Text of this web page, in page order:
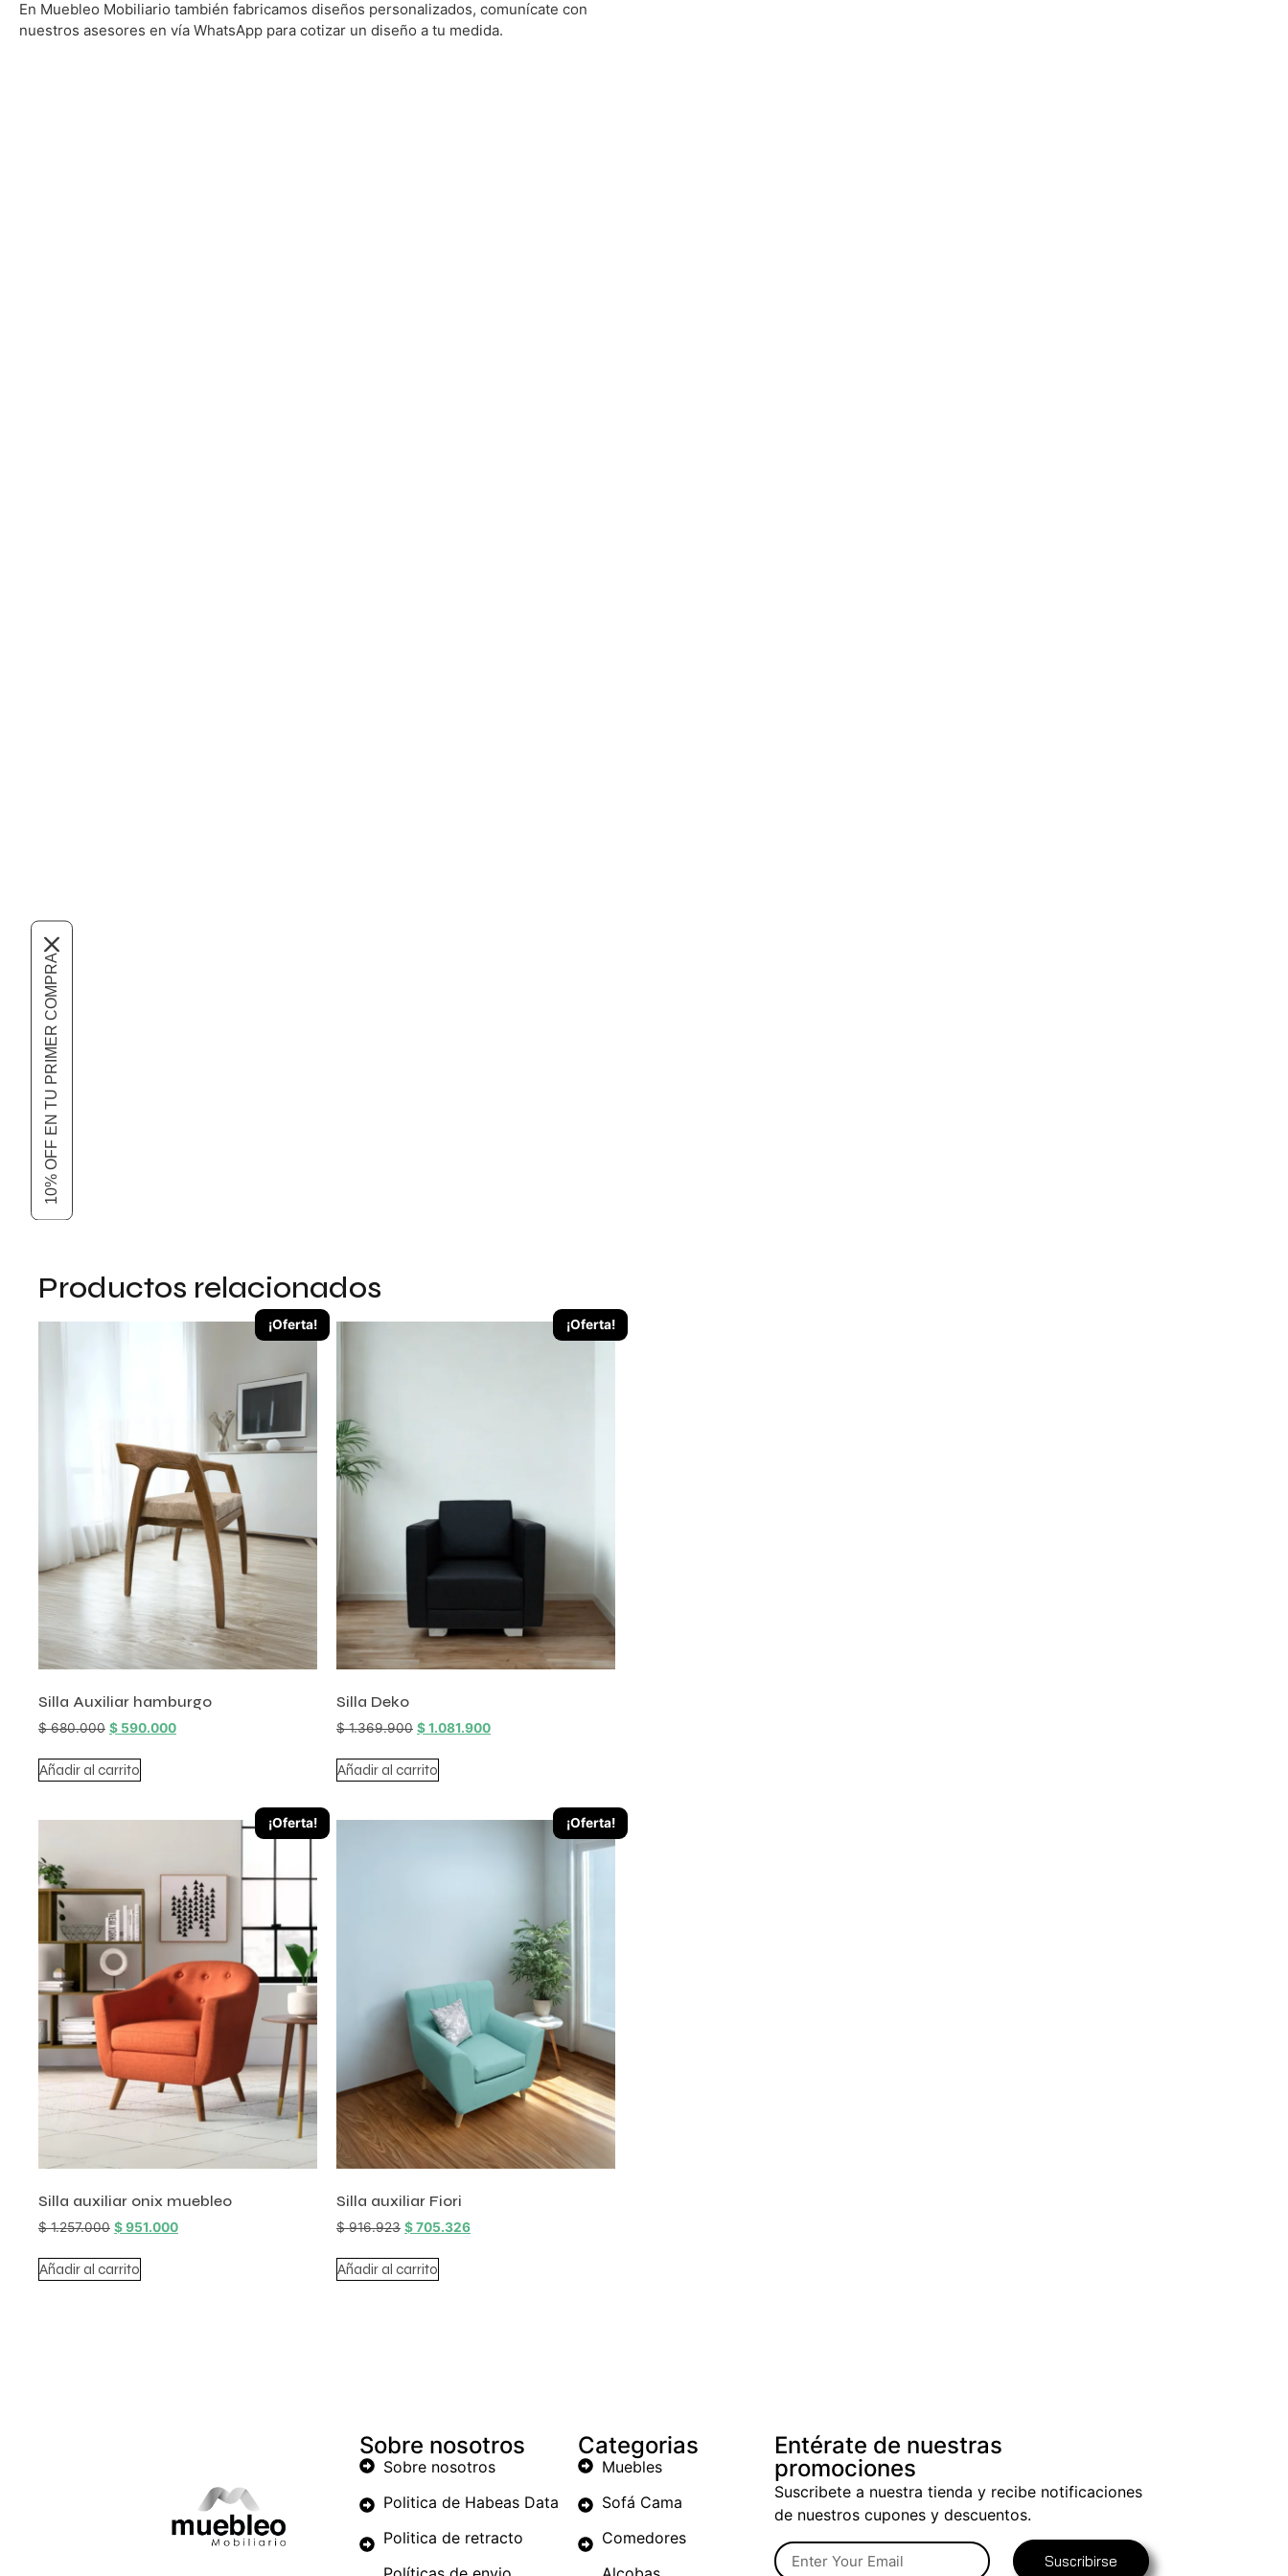
En Muebleo Mobiliario también fabricamos diseños personalizados, comunícate con
nuestros asesores en vía WhatsApp para cotizar un diseño a tu medida.
Productos relacionados
¡Oferta!
Silla Auxiliar hamburgo
$680.000 $ 590.000
Añadir al carrito
¡Oferta!
Silla Deko
$1.369.900 $1.081.900
Añadir al carrito
¡Oferta!
Silla auxiliar onix muebleo
$1.257.000 $951.000
Añadir al carrito
¡Oferta!
Silla auxiliar Fiori
$916.923 $705.326
Añadir al carrito
Sobre nosotros
Sobre nosotros
Politica de Habeas Data
Politica de retracto
Categorias
Muebles
Sofá Cama
Comedores
Entérate de nuestras
promociones
Suscribete a nuestra tienda y recibe notificaciones
de nuestros cupones y descuentos.
Suscribirse
10% OFF EN TU PRIMER COMPRA